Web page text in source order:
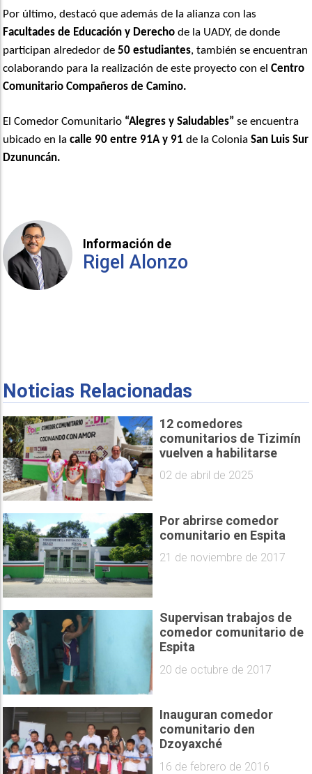
Por último, destacó que además de la alianza con las
Facultades de Educación y Derecho de la UADY, de donde
participan alrededor de 50 estudiantes, también se encuentran
colaborando para la realización de este proyecto con elCentro
Comunitario Compañeros de Camino.
El Comedor Comunitario “Alegres y Saludables” se encuentra
ubicado en lacalle 90 entre 91A y 91 de la ColoniaSan Luis Sur
Dzununcán.
Información de
Rigel Alonzo
Noticias Relacionadas
12 comedores
comunitarios de Tizimín
vuelven a habilitarse
02 de abril de 2025
Por abrirse comedor
comunitario en Espita
21 de noviembre de 2017
Supervisan trabajos de
comedor comunitario de
Espita
20 de octubre de 2017
Inauguran comedor
comunitario den
Dzoyaxché
16 de febrero de 2016